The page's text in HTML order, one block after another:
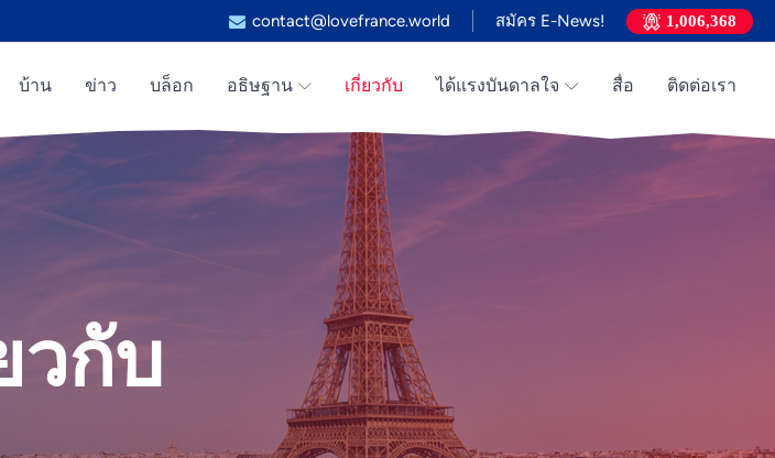
contact@lovefrance.world สมัคร E-News! 1,006,368
บ้าน ข่าว บล็อก อธิษฐาน เกี่ยวกับ ได้แรงบันดาลใจ สื่อ ติดต่อเรา
วกับ